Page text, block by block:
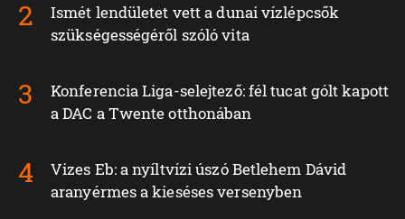
Ismét lendületet vett a dunai vízlépcsők
szükségességéről szóló vita
Konferencia Liga-selejtező: fél tucat gólt kapott
a DAC a Twente otthonában
Vizes Eb: a nyíltvízi úszó Betlehem Dávid
aranyérmes a kieséses versenyben